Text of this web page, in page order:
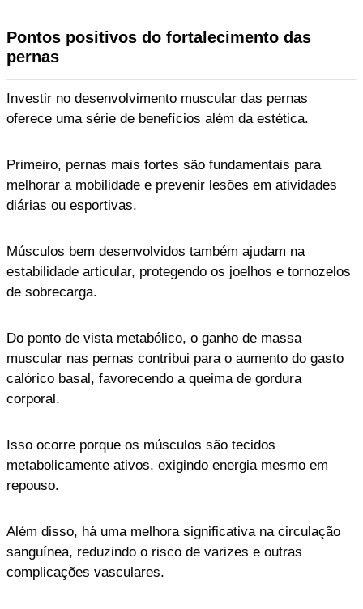
Pontos positivos do fortalecimento das
pernas
Investir no desenvolvimento muscular das pernas
oferece uma série de benefícios além da estética.
Primeiro, pernas mais fortes são fundamentais para
melhorar a mobilidade e prevenir lesões em atividades
diárias ou esportivas.
Músculos bem desenvolvidos também ajudam na
estabilidade articular, protegendo os joelhos e tornozelos
de sobrecarga.
Do ponto de vista metabólico, o ganho de massa
muscular nas pernas contribui para o aumento do gasto
calórico basal, favorecendo a queima de gordura
corporal.
Isso ocorre porque os músculos são tecidos
metabolicamente ativos, exigindo energia mesmo em
repouso.
Além disso, há uma melhora significativa na circulação
sanguínea, reduzindo o risco de varizes e outras
complicações vasculares.